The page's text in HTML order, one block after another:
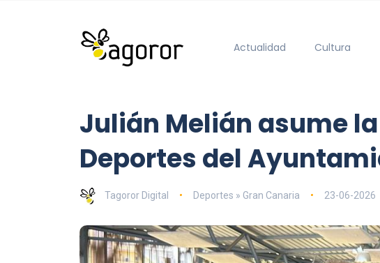
Actualidad Cultura
Julián Melián asume
Deportes del
Tagoror Digital Deportes » Gran Canaria 23-06-2026